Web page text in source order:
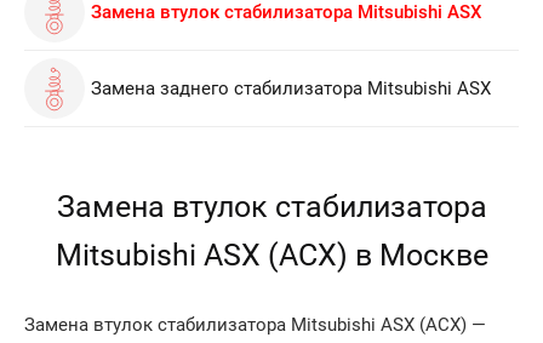
Замена втулок стабилизатора Mitsubishi ASX
Замена заднего стабилизатора Mitsubishi ASX
Замена втулок стабилизатора
Mitsubishi ASX (АСХ) в Москве
Замена втулок стабилизатора Mitsubishi ASX (АСХ) —